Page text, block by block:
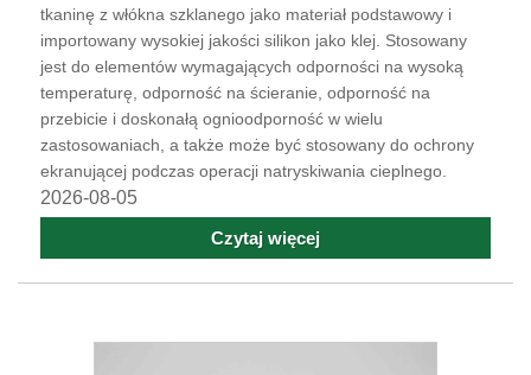
tkaninę z włókna szklanego jako materiał podstawowy i
importowany wysokiej jakości silikon jako klej. Stosowany
jest do elementów wymagających odporności na wysoką
temperaturę, odporność na ścieranie, odporność na
przebicie i doskonałą ognioodporność w wielu
zastosowaniach, a także może być stosowany do ochrony
ekranującej podczas operacji natryskiwania cieplnego.
2026-08-05
Czytaj więcej